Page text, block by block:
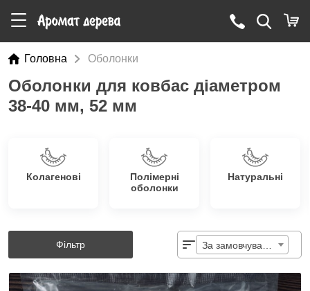
Головна Оболонки
Оболонки для ковбас діаметром
38-40 мм, 52 мм
Колагенові
Полімерні
оболонки
Натуральні
Фільтр